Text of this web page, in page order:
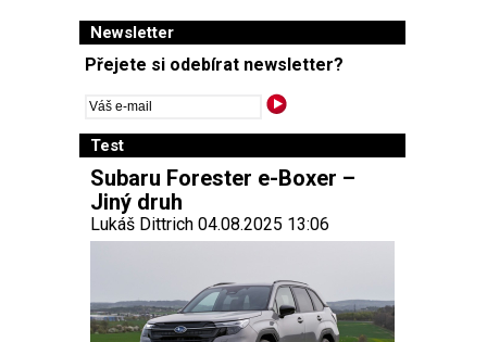
Newsletter
Přejete si odebírat newsletter?
Test
Subaru Forester e-Boxer –
Jiný druh
Lukáš Dittrich 04.08.2025 13:06